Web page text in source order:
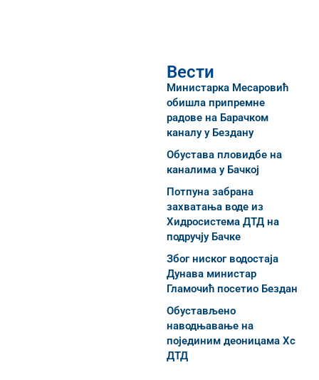
Вести
Министарка Месаровић
обишла припремне
радове на Барачком
каналу у Бездану
Обустава пловидбе на
каналима у Бачкој
Потпуна забрана
захватања воде из
Хидросистема ДТД на
подручју Бачке
Због ниског водостаја
Дунава министар
Гламочић посетио Бездан
Обустављено
наводњавање на
појединим деоницама Хс
ДТД